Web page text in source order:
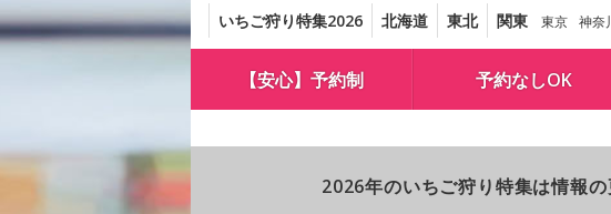
いちご狩り特集2026 北海道 東北 関東 東京 神奈
【安心】予約制 予約なしOK
2026年のいちご狩り特集は情報